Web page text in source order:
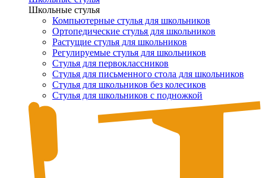
Школьные стулья
Компьютерные стулья для школьников
Ортопедические стулья для школьников
Растущие стулья для школьников
Регулируемые стулья для школьников
Стулья для первоклассников
Стулья для письменного стола для школьников
Стулья для школьников без колесиков
Стулья для школьников с подножкой